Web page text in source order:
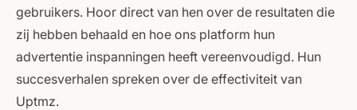
gebruikers. Hoor direct van hen over de resultaten die
zij hebben behaald en hoe ons platform hun
advertentie inspanningen heeft vereenvoudigd. Hun
succesverhalen spreken over de effectiviteit van
Uptmz.